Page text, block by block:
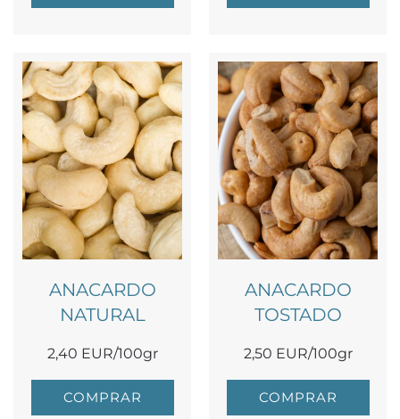
ANACARDO
NATURAL
2,40 EUR/100gr
COMPRAR
ANACARDO
TOSTADO
2,50 EUR/100gr
COMPRAR